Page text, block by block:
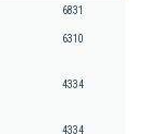
6831
6310
4334
4334